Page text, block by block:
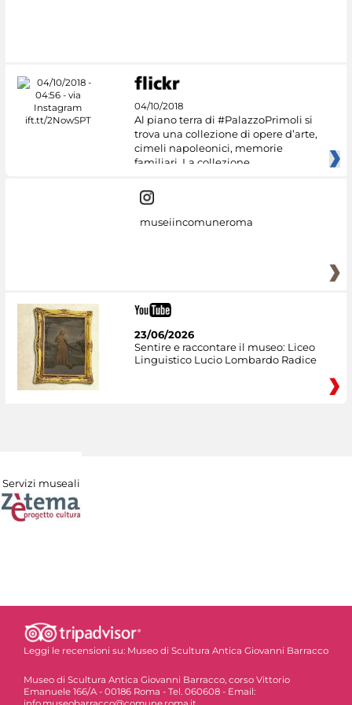
04/10/2018
Al piano terra di #PalazzoPrimoli si
trova una collezione di opere d’arte,
cimeli napoleonici, memorie
familiari. La collezione
museiincomuneroma
23/06/2026
Sentire e raccontare il museo: Liceo
Linguistico Lucio Lombardo Radice
Servizi museali
Leggi le recensioni su: Museo di Scultura Antica Giovanni Barracco
Museo di Scultura Antica Giovanni Barracco, corso Vittorio
Emanuele 166/A - 00186 Roma - Tel. 060608 - Email: